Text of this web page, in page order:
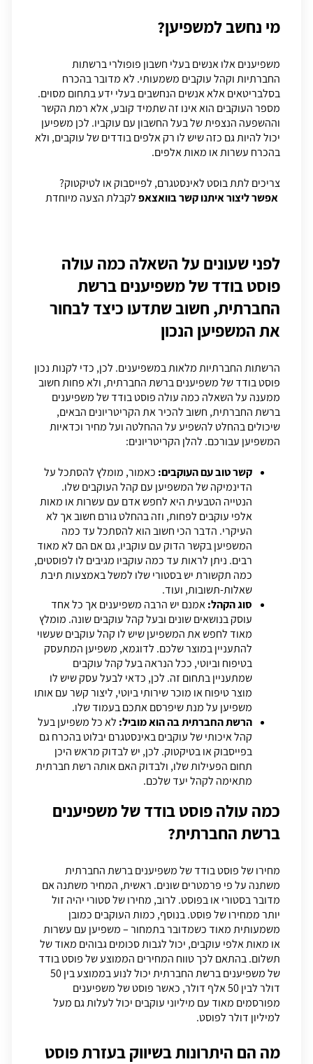
מי נחשב למשפיען?
משפיענים אלו אנשים בעלי חשבון פופולרי ברשתות
החברתיות וקהל עוקבים משמעותי. לא מדובר בהכרח
בסלבריטאים אלא אנשים הנחשבים בעלי ידע בתחום מסוים.
מספר העוקבים הוא אינו זה שתמיד קובע, אלא רמת הקשר
וההשפעה הנצפית של בעל החשבון עם עוקביו. לכן משפיען
יכול להיות גם כזה שיש לו רק אלפים בודדים של עוקבים, ולא
בהכרח עשרות או מאות אלפים.
צריכים לתת בוסט לאינסטגרם, לפייסבוק או לטיקטוק?
אפשר ליצור איתנו קשר בוואצאפלקבלת הצעה מיוחדת
לפני שעונים על השאלה כמה עולה
פוסט בודד של משפיענים ברשת
החברתית, חשוב שתדעו כיצד לבחור
את המשפיען הנכון
הרשתות החברתיות מלאות במשפיענים. לכן, כדי לקנות נכון
פוסט בודד של משפיענים ברשת החברתית, ולא פחות חשוב
ממענה על השאלה כמה עולה פוסט בודד של משפיענים
ברשת החברתית, חשוב להכיר את הקריטריונים הבאים,
שיכולים בהחלט להשפיע על ההחלטה ועל מחיר וכדאיות
המשפיען עבורכם. להלן הקריטריונים:
קשר טוב עם העוקבים: כאמור, מומלץ להסתכל על
הדינמיקה של המשפיען עם קהל העוקבים שלו.
הנטייה הטבעית היא לחפש אדם עם עשרות או מאות
אלפי עוקבים לפחות, וזה בהחלט גורם חשוב אך לא
העיקרי. הדבר הכי חשוב הוא להסתכל עד כמה
המשפיען בקשר הדוק עם עוקביו, גם אם הם לא מאוד
רבים. ניתן לראות עד כמה עוקביו מגיבים לו לפוסטים,
כמה תקשורת יש בסטורי שלו למשל באמצעות תיבת
שאלות-תשובות, ועוד.
סוג הקהל:אמנם יש הרבה משפיענים אך כל אחד
עוסק בנושאים שונים ובעל קהל עוקבים שונה. מומלץ
מאוד לחפש את המשפיען שיש לו קהל עוקבים שעשוי
להתעניין במוצר שלכם. לדוגמא, משפיען המתעסק
בטיפוח וביוטי, ככל הנראה בעל קהל עוקבים
שמתעניין בתחום זה. לכן, כדאי לבעל עסק שיש לו
מוצר טיפוח או מוכר שירותי ביוטי, ליצור קשר עם אותו
משפיען על מנת שיפרסם אתכם בעמוד שלו.
הרשת החברתית בה הוא מוביל: לא כל משפיען בעל
קהל איכותי שלעוקבים באינסטגרם יבלוט בהכרח גם
בפייסבוק או בטיקטוק. לכן, יש לבדוק מראש היכן
תחום הפעילות שלו, ולבדוק האם אותה רשת חברתית
מתאימה לקהל יעד שלכם.
כמה עולה פוסט בודד של משפיענים
ברשת החברתית?
מחירו של פוסט בודד של משפיענים ברשת החברתית
משתנה על פי פרמטרים שונים. ראשית, המחיר משתנה אם
מדובר בסטורי או בפוסט. לרוב, מחירו של סטורי יהיה זול
יותר ממחירו של פוסט. בנוסף, כמות העוקבים כמובן
משמעותית מאוד כשמדובר בתמחור – משפיען עם עשרות
או מאות אלפי עוקבים, יכול לגבות סכומים גבוהים מאוד של
תשלום. בהתאם לכך טווח המחירים הממוצע של פוסט בודד
של משפיענים ברשת החברתית יכול לנוע בממוצע בין 50
דולר לבין 50 אלף דולר, כאשר פוסט של משפיענים
מפורסמים מאוד עם מיליוני עוקבים יכול לעלות גם מעל
למיליון דולר לפוסט.
מה הם היתרונות בשיווק בעזרתפוסט